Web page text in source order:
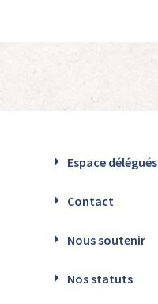
Espace délégués
Contact
Nous soutenir
Nos statuts